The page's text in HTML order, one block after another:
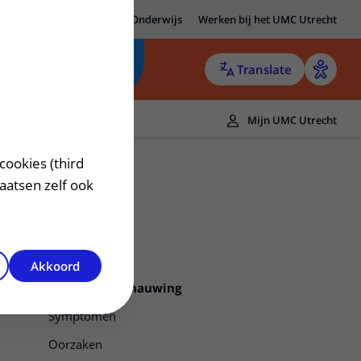
Onderwijs Werken bij het UMC Utrecht
Translate
Mijn UMC Utrecht
Aortaklepvernauwing
Symptomen
Oorzaken
(third
zelf ook
Akkoord